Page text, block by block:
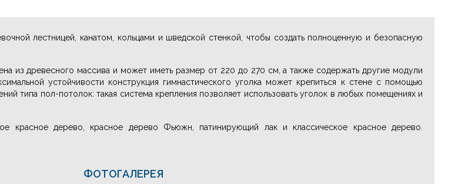
лестницей, канатом, кольцами и шведской стенкой, чтобы создать полноценную и безопасную
из древесного массива и может иметь размер от 220 до 270 см, а также содержать другие модули
устойчивости конструкция гимнастического уголка может крепиться к стене с помощью
типа пол-потолок: такая система крепления позволяет использовать уголок в любых помещениях и
красное дерево, красное дерево Фьюжн, патинирующий лак и классическое красное дерево.
ФОТОГАЛЕРЕЯ